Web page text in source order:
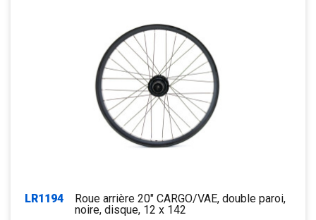
LR1194
Roue arrière 20" CARGO/VAE, double paroi,
noire, disque, 12 x 142